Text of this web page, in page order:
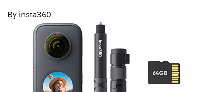
By insta360